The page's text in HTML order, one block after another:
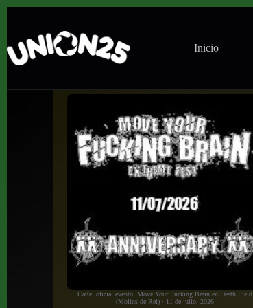
Inicio
Cartel oficial evento: Move Your Fucking Brain en Death Field
(Molins de Rei) · 11 de julio, 2026